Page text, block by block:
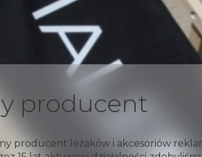
leżaków
leżaki idealne do promocji Twojej